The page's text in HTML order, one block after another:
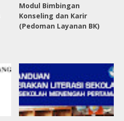
Modul Bimbingan
Konseling dan Karir
(Pedoman Layanan BK)